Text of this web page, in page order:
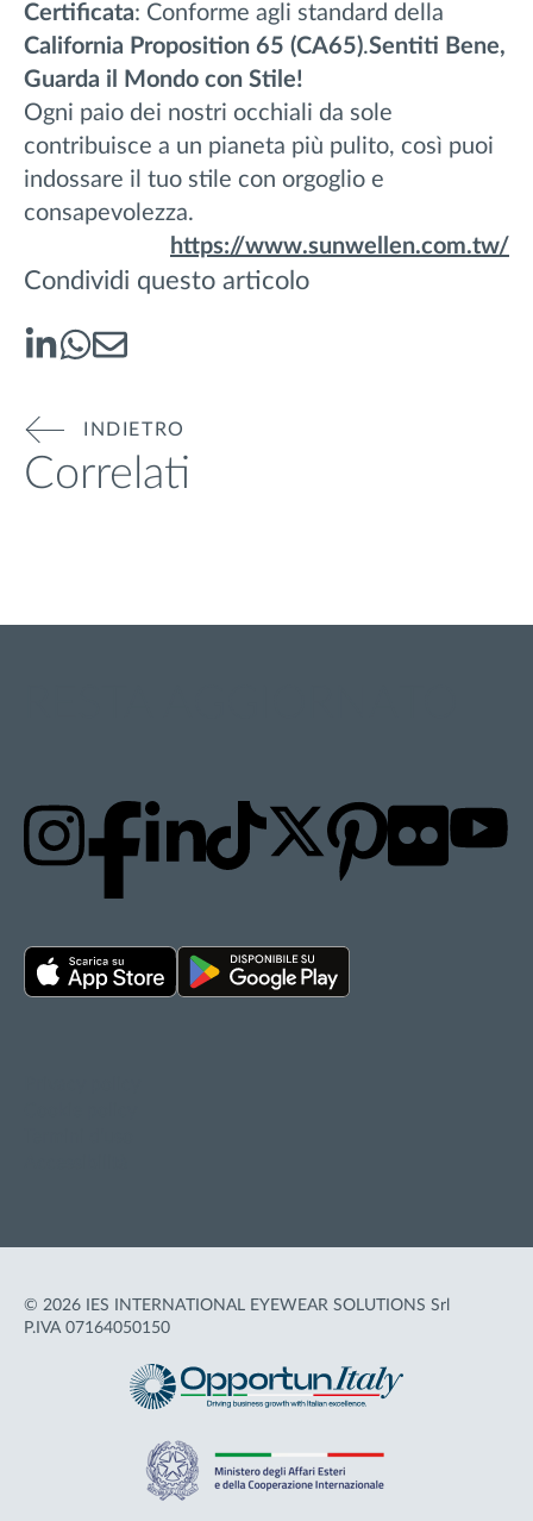
Certificata: Conforme agli standard della
California Proposition 65 (CA65).Sentiti Bene,
Guarda il Mondo con Stile!
Ogni paio dei nostri occhiali da sole
contribuisce a un pianeta più pulito, così puoi
indossare il tuo stile con orgoglio e
consapevolezza.
https://www.sunwellen.com.tw/
Condividi questo articolo
INDIETRO
Correlati
© 2026 IES INTERNATIONAL EYEWEAR SOLUTIONS Srl
P.IVA 07164050150